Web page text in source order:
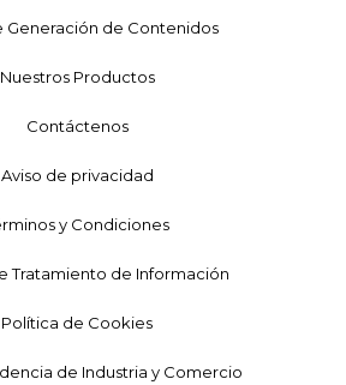
Generación de Contenidos
Nuestros Productos
Contáctenos
Aviso de privacidad
y Condiciones
Tratamiento de Información
Política de Cookies
de Industria y Comercio